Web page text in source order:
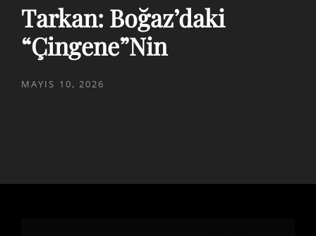
Tarkan: Boğaz’daki
“Çingene”nin
POSTED
MAYIS 10, 2026